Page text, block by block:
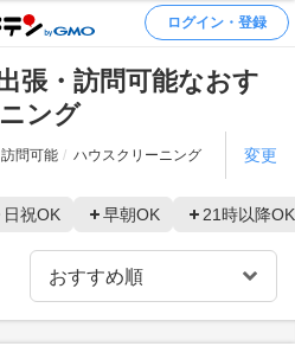
ログイン・登録
張・訪問可能なおす
ング
問可能 ハウスクリーニング 変更
日祝OK 早朝OK 21時以降OK